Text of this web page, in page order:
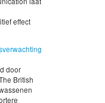
effect
door
British